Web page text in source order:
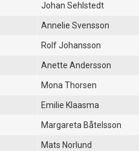
Johan Sehlstedt
Annelie Svensson
Rolf Johansson
Anette Andersson
Mona Thorsen
Emilie Klaasma
Margareta Båtelsson
Mats Norlund